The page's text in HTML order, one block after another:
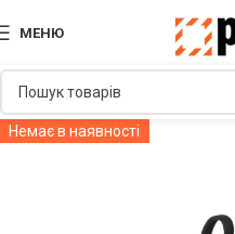
МЕНЮ
Немає в наявності